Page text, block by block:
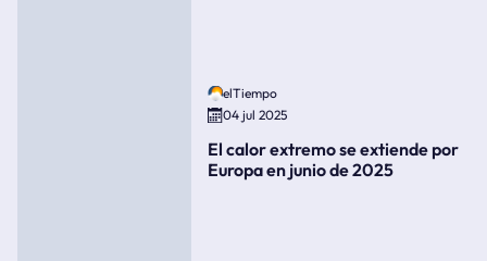
elTiempo
04 jul 2025
El calor extremo se extiende por
Europa en junio de 2025